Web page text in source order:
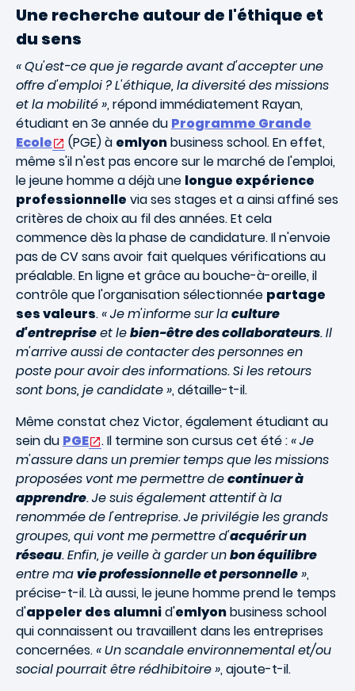
Une recherche autour de l'éthique et
du sens
« Qu'est-ce que je regarde avant d'accepter une
offre d'emploi ? L'éthique, la diversité des missions
et la mobilité », répond immédiatement Rayan,
étudiant en 3e année du Programme Grande
Ecole
(PGE) à emlyonbusiness school. En effet,
même s'il n'est pas encore sur le marché de l'emploi,
le jeune homme a déjà une longue expérience
professionnelle via ses stages et a ainsi affiné ses
critères de choix au fil des années. Et cela
commence dès la phase de candidature. Il n'envoie
pas de CV sans avoir fait quelques vérifications au
préalable. En ligne et grâce au bouche-à-oreille, il
contrôle que l'organisation sélectionnée partage
ses valeurs.« Je m'informe sur laculture
d'entrepriseet lebien-être des collaborateurs. Il
m'arrive aussi de contacter des personnes en
poste pour avoir des informations. Si les retours
sont bons, je candidate », détaille-t-il.
Même constat chez Victor, également étudiant au
sein du PGE . Il termine son cursus cet été :« Je
m'assure dans un premier temps que les missions
proposées vont me permettre decontinuer à
apprendre. Je suis également attentif à la
renommée de l'entreprise. Je privilégie les grands
groupes, qui vont me permettre d'acquérir un
réseau. Enfin, je veille à garder unbon équilibre
entre mavie professionnelle et personnelle»,
précise-t-il. Là aussi, le jeune homme prend le temps
d'appeler des alumnid'emlyonbusiness school
qui connaissent ou travaillent dans les entreprises
concernées.« Un scandale environnemental et/ou
social pourrait être rédhibitoire », ajoute-t-il.